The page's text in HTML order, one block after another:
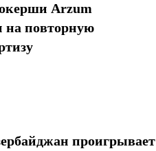
Arzum
на повторную
проигрывает